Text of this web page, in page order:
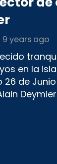
9 years ago
en la
26 de